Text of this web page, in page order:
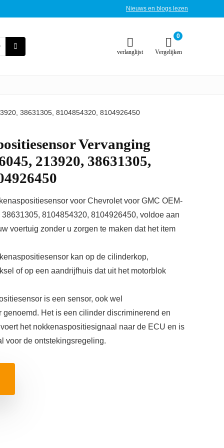
Nieuws en blogs lezen
verlanglijst
0
Vergelijken
38631305, 8104854320, 8104926450
Vervanging
213920, 38631305,
voor Chevrolet voor GMC OEM-
8104854320, 8104926450, voldoe aan
voertuig zonder u zorgen te maken dat het item
kan op de cilinderkop,
of op een aandrijfhuis dat uit het motorblok
is een sensor, ook wel
Het is een cilinder discriminerend en
het nokkenaspositiesignaal naar de ECU en is
voor de ontstekingsregeling.